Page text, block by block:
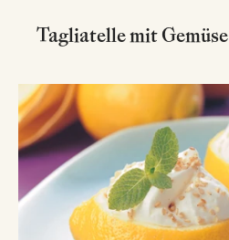
Tagliatelle mit